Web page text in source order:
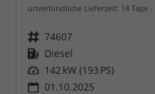
unverbindliche Lieferzeit: 14 Tage
Fahrzeugnr. 74607
Kraftstoff Diesel
Leistung 142 kW (193 PS)
01.10.2025